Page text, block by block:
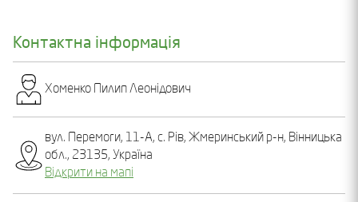
Контактна інформація
Хоменко Пилип Леонідович
вул. Перемоги, 11-А, с. Рів, Жмеринський р-н, Вінницька
обл., 23135, Україна
Відкрити на мапі